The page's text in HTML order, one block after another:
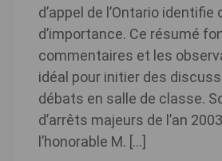
d’appel de l’Ontario
d’importance. Ce résumé
commentaires et les
idéal pour initier des
débats en salle de classe.
d’arrêts majeurs de l’an
l’honorable M. […]